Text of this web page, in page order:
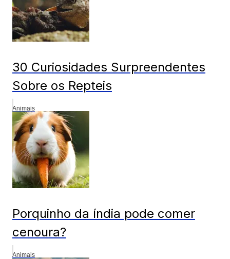
30 Curiosidades Surpreendentes
Sobre os Repteis
Animais
Porquinho da índia pode comer
cenoura?
Animais